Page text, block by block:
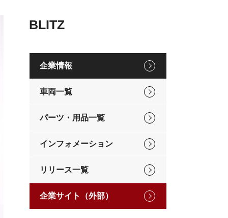
BLITZ
企業情報
車両一覧
パーツ・用品一覧
インフォメーション
リリース一覧
企業サイト（外部）